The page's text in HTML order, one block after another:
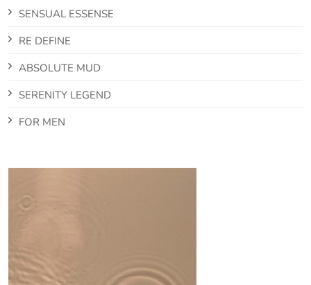
SENSUAL ESSENSE
RE DEFINE
ABSOLUTE MUD
SERENITY LEGEND
FOR MEN